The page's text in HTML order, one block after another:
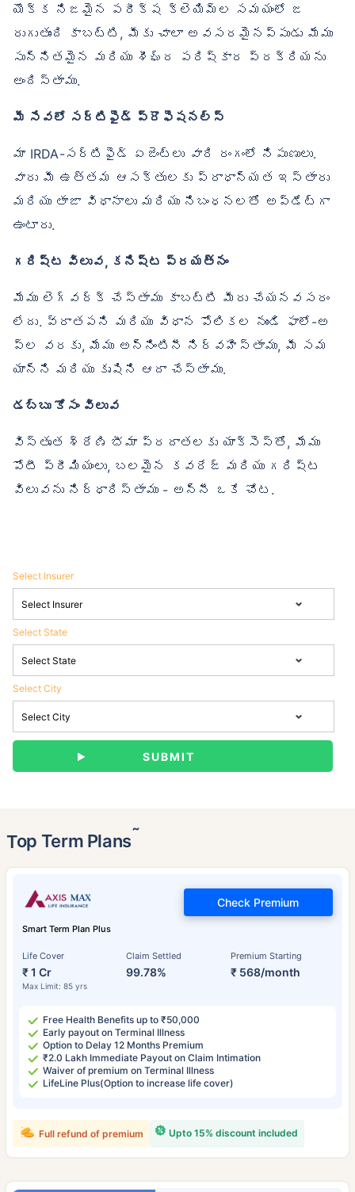
యొక్క నిజమైన పరీక్ష క్లెయిమ్‌ల సమయంలో జ
రుగుతుంది కాబట్టి, మీకు చాలా అవసరమైనప్పుడు మేము
సున్నితమైన మరియు శీఘ్ర పరిష్కార ప్రక్రియను
అందిస్తాము.
మీ సేవలో సర్టిఫైడ్ ప్రొఫెషనల్స్
మా IRDA-సర్టిఫైడ్ ఏజెంట్లు వారి రంగంలో నిపుణులు.
వారు మీ ఉత్తమ ఆసక్తులకు ప్రాధాన్యత ఇస్తారు
మరియు తాజా విధానాలు మరియు నిబంధనలతో అప్‌డేట్‌గా
ఉంటారు.
గరిష్ట విలువ, కనిష్ట ప్రయత్నం
మేము లెగ్‌వర్క్ చేస్తాము కాబట్టి మీరు చేయనవసరం
లేదు. వ్రాతపని మరియు విధాన పోలికల నుండి ఫాలో-అ
ప్‌ల వరకు, మేము అన్నింటినీ నిర్వహిస్తాము, మీ సమ
యాన్ని మరియు కృషిని ఆదా చేస్తాము.
డబ్బు కోసం విలువ
విస్తృత శ్రేణి భీమా ప్రదాతలకు యాక్సెస్‌తో, మేము
పోటీ ప్రీమియంలు, బలమైన కవరేజ్ మరియు గరిష్ట
విలువను నిర్ధారిస్తాము - అన్నీ ఒకే చోట.
Select Insurer
Select State
Select City
Top Term Plans˜
Smart Term Plan Plus
Life Cover
₹ 1 Cr
Max Limit: 85 yrs
Claim Settled
99.78%
Premium Starting
₹ 568/month
Check Premium
Free Health Benefits up to ₹50,000
Early payout on Terminal Illness
Option to Delay 12 Months Premium
₹2.0 Lakh Immediate Payout on Claim Intimation
Waiver of premium on Terminal Illness
LifeLine Plus(Option to increase life cover)
Upto 15% discount included
Full refund of premium